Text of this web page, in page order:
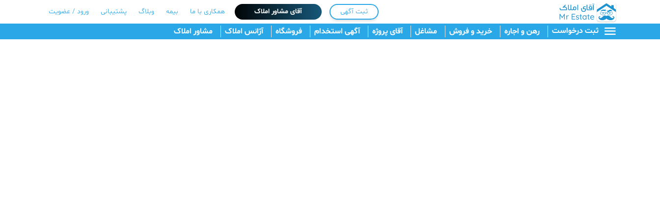
ثبت آگهی آقای مشاور املاک همکاری با ما بیمه وبلاگ پشتیبانی ورود / عضویت
ثبت درخواست رهن و اجاره خرید و فروش مشاغل آقای پروژه آگهی استخدام فروشگاه آژانس املاک مشاور املاک